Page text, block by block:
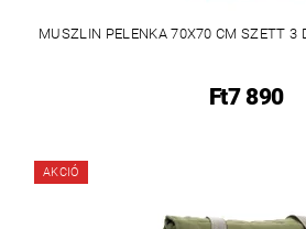
MUSZLIN PELENKA 70X70 CM SZETT 3
Ft7 890
AKCIÓ